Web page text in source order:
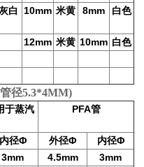
灰白 10mm 米黄 8mm 白色
12mm 米黄 10mm 白色
径5.3*4MM)
于蒸汽
PFA管
内径Φ 外径Φ 内径Φ
3mm 4.5mm
3mm